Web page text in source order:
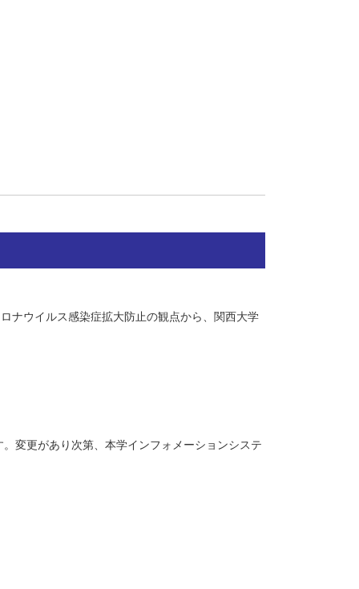
ナウイルス感染症拡大防止の観点から、関西大学
変更があり次第、本学インフォメーションシステ